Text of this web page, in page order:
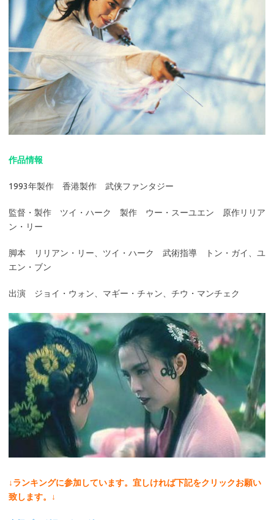
作品情報
1993年製作 香港製作 武侠ファンタジー
監督・製作 ツイ・ハーク 製作 ウー・スーユエン 原作リリア
ン・リー
脚本 リリアン・リー、ツイ・ハーク 武術指導 トン・ガイ、ユ
エン・ブン
出演 ジョイ・ウォン、マギー・チャン、チウ・マンチェク
↓ランキングに参加しています。宜しければ下記をクリックお願い
致します。↓